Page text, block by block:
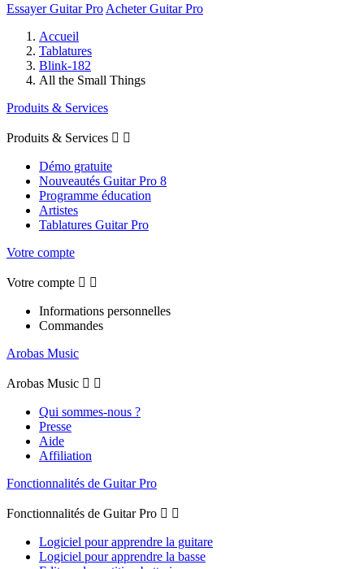
Essayer Guitar Pro Acheter Guitar Pro
Accueil
Tablatures
Blink-182
All the Small Things
Produits & Services
Produits & Services  
Démo gratuite
Nouveautés Guitar Pro 8
Programme éducation
Artistes
Tablatures Guitar Pro
Votre compte
Votre compte  
Informations personnelles
Commandes
Arobas Music
Arobas Music  
Qui sommes-nous ?
Presse
Aide
Affiliation
Fonctionnalités de Guitar Pro
Fonctionnalités de Guitar Pro  
Logiciel pour apprendre la guitare
Logiciel pour apprendre la basse